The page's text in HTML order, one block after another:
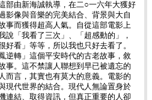
部由新海誠執導，在二○一六年大獲好
影像與音樂的完美結合、背景與大自
事而獲得超高人氣。自從這部電影上
說「我看了三次」、「超感動的」，
好看」等等，所以我也只好去看了。
逆轉」這個平安時代的古老故事，敘
事。這不禁讓人聯想到早已被遺忘的
而言，其實也有莫大的意義。電影的
現代世界的結合。現代人無論置身於
連結、取得資訊，但真正重要的人卻